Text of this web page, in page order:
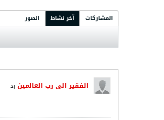
المشاركات آخر نشاط الصور
الفقير الى رب العالمين رد